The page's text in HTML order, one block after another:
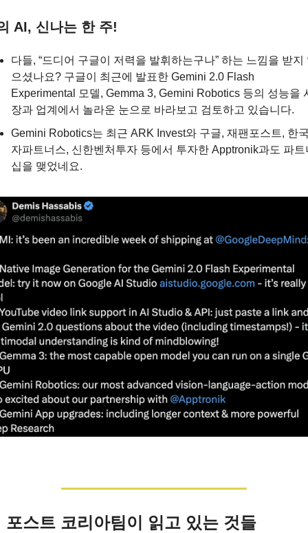
AI, 신나는 한 주!
다들, “드디어 구글이 저력을 발휘하는구나” 하는 느낌을 받지
으셨나요? 구글이 최근에 발표한 Gemini 2.0 Flash
Experimental 모델, Gemma 3, Gemini Robotics 등의 성능을
장과 업계에서 놀라운 눈으로 바라보고 검토하고 있습니다.
Gemini Robotics는 최근 ARK Invest와 구글, 재팬포스트, 한
자파트너스, 신한벤처투자 등에서 투자한 Apptronik과도 파트
십을 맺었네요.
포스트 코리아팀이 읽고 있는 것들